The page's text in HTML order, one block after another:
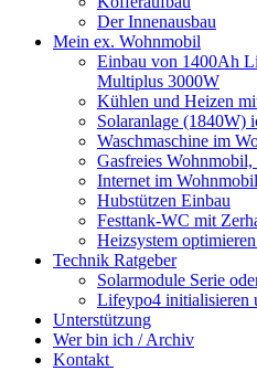
Der Innenausbau
Mein ex. Wohnmobil
Einbau von 1400Ah
Multiplus 3000W
Kühlen und Heizen
Solaranlage (1840W)
Waschmaschine im
Gasfreies
Internet im
Hubstützen Einbau
Festtank-WC mit
Heizsystem
Technik Ratgeber
Solarmodule Serie
Lifeypo4 initialisieren
Unterstützung
Wer bin ich / Archiv
Kontakt